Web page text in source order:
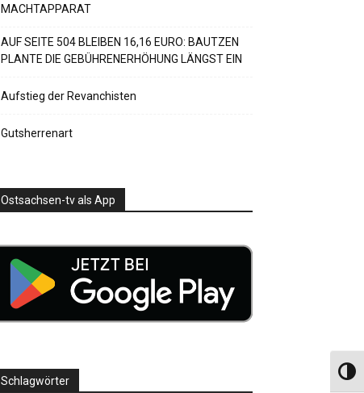
MACHTAPPARAT
AUF SEITE 504 BLEIBEN 16,16 EURO: BAUTZEN
PLANTE DIE GEBÜHRENERHÖHUNG LÄNGST EIN
Aufstieg der Revanchisten
Gutsherrenart
Ostsachsen-tv als App
Schlagwörter